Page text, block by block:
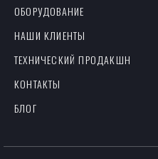
ОБОРУДОВАНИЕ
НАШИ КЛИЕНТЫ
ТЕХНИЧЕСКИЙ ПРОДАКШН
КОНТАКТЫ
БЛОГ